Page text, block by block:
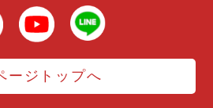
ージトップへ